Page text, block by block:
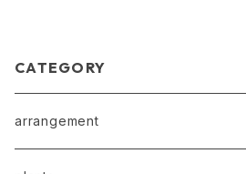
CATEGORY
arrangement